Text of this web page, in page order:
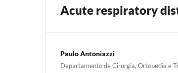
Acute respiratory
Paulo Antoniazzi
Departamento de Cirurgia, Ortopedia e